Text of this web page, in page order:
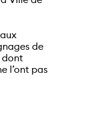
de
dont
l’ont pas